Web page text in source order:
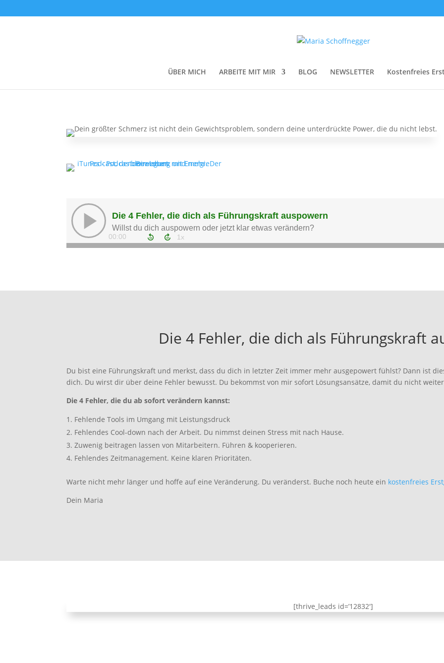
ÜBER MICH ARBEITE MIT MIR BLOG NEWSLETTER Kostenfreies
Die 4 Fehler, die dich als Führungskraft
Du bist eine Führungskraft und merkst, dass du dich in letzter Zeit immer mehr ausgepowert fühlst? Dann ist
dich. Du wirst dir über deine Fehler bewusst. Du bekommst von mir sofort Lösungsansätze, damit du nicht
Die 4 Fehler, die du ab sofort verändern kannst:
Fehlende Tools im Umgang mit Leistungsdruck
Fehlendes Cool-down nach der Arbeit. Du nimmst deinen Stress mit nach Hause.
Zuwenig beitragen lassen von Mitarbeitern. Führen & kooperieren.
Fehlendes Zeitmanagement. Keine klaren Prioritäten.
Warte nicht mehr länger und hoffe auf eine Veränderung. Du veränderst. Buche noch heute ein kostenfreies
Dein Maria
[thrive_leads id=’12832′]